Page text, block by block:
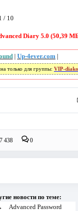
/ 10
Diary 5.0 (50,39
| Up-4ever.com|
только для группы: VIP-
438 0
новости по теме:
Advanced Password